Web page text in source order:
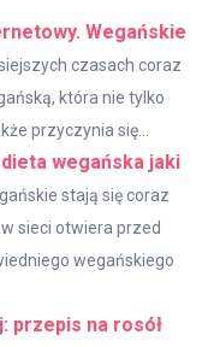
Wegańskie
czasach coraz
która nie tylko
przyczynia się...
wegańska jaki
stają się coraz
sieci otwiera przed
wegańskiego
przepis na rosół